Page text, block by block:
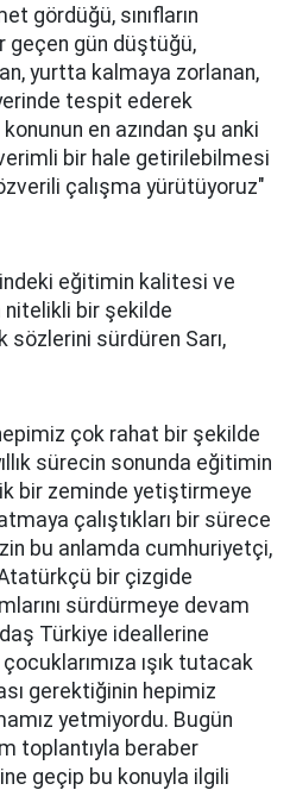
gördüğü, sınıfların
geçen gün düştüğü,
yurtta kalmaya zorlanan,
tespit ederek
en azından şu anki
bir hale getirilebilmesi
çalışma yürütüyoruz"
eğitimin kalitesi ve
nitelikli bir şekilde
sözlerini sürdüren Sarı,
çok rahat bir şekilde
sürecin sonunda eğitimin
bir zeminde yetiştirmeye
çalıştıkları bir sürece
bu anlamda cumhuriyetçi,
bir çizgide
sürdürmeye devam
Türkiye ideallerine
ışık tutacak
gerektiğinin hepimiz
yetmiyordu. Bugün
toplantıyla beraber
geçip bu konuyla ilgili